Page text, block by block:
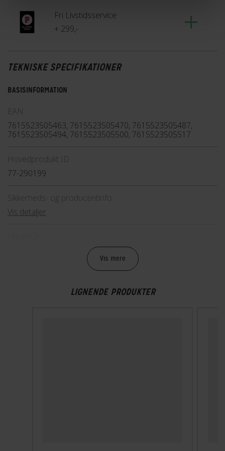
Fri Livstidsservice
+ 299,-
TEKNISKE SPECIFIKATIONER
BASISINFORMATION
EAN
7615523505463, 7615523505470, 7615523505487,
7615523505494, 7615523505500, 7615523505517
Hovedprodukt ID
77-290199
Sikkerheds- og producentinfo
Vis detaljer
Vis mere
LIGNENDE PRODUKTER